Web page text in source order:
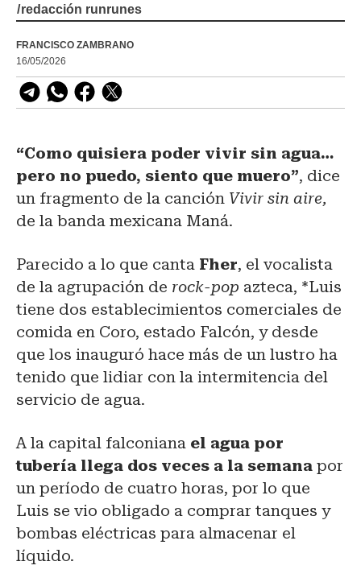
/redacción runrunes
FRANCISCO ZAMBRANO
16/05/2026
“Como quisiera poder vivir sin agua…
pero no puedo, siento que muero”, dice
un fragmento de la canción Vivir sin aire,
de la banda mexicana Maná.
Parecido a lo que canta Fher, el vocalista
de la agrupación de rock-pop azteca, *Luis
tiene dos establecimientos comerciales de
comida en Coro, estado Falcón, y desde
que los inauguró hace más de un lustro ha
tenido que lidiar con la intermitencia del
servicio de agua.
A la capital falconiana el agua por
tubería llega dos veces a la semana por
un período de cuatro horas, por lo que
Luis se vio obligado a comprar tanques y
bombas eléctricas para almacenar el
líquido.